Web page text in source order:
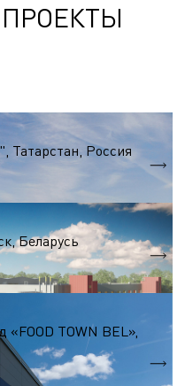
Россия
Беларусь
TOWN BEL»,